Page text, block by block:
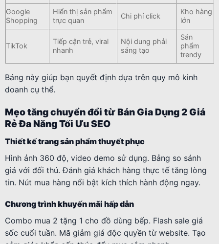
Google
Shopping
Hiển thị sản phẩm
trực quan
Chi phí click
Kho hàng
lớn
TikTok
Tiếp cận trẻ, viral
nhanh
Nội dung phải
sáng tạo
Sản
phẩm
trendy
Bảng này giúp bạn quyết định dựa trên quy mô kinh
doanh cụ thể.
Mẹo tăng chuyển đổi từ Bán Gia Dụng 2 Giá
Rẻ Đa Năng Tối Ưu SEO
Thiết kế trang sản phẩm thuyết phục
Hình ảnh 360 độ, video demo sử dụng. Bảng so sánh
giá với đối thủ. Đánh giá khách hàng thực tế tăng lòng
tin. Nút mua hàng nổi bật kích thích hành động ngay.
Chương trình khuyến mãi hấp dẫn
Combo mua 2 tặng 1 cho đồ dùng bếp. Flash sale giá
sốc cuối tuần. Mã giảm giá độc quyền từ website. Tạo